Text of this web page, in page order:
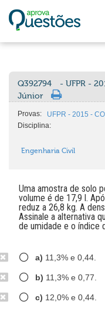
Q392794
- UFPR -
Júnior
Provas:
UFPR - 2015 -
Disciplina:
Engenharia Civil
Uma amostra de solo
volume é de 17,9 l.
reduz a 26,8 kg. A
Assinale a alternativa
de umidade e o índice
a) 11,3% e 0,44.
b) 11,3% e 0,77.
c) 12,0% e 0,44.